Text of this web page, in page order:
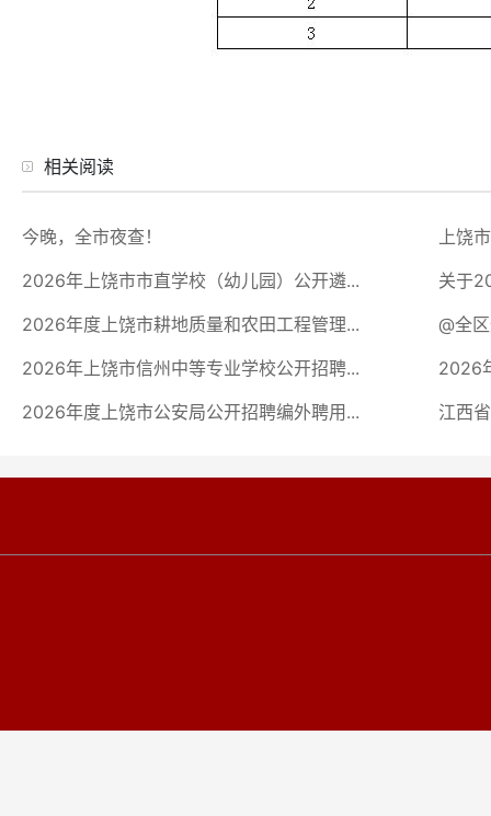
相关阅读
今晚，全市夜查！
上饶
2026年上饶市市直学校（幼儿园）公开遴...
关于
2026年度上饶市耕地质量和农田工程管理...
@全
2026年上饶市信州中等专业学校公开招聘...
2026
2026年度上饶市公安局公开招聘编外聘用...
江西